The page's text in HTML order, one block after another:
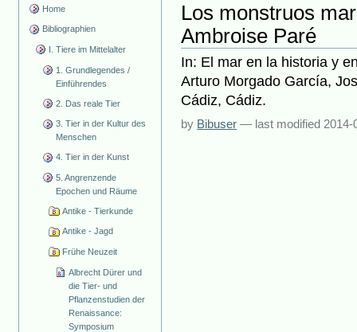
Home
Bibliographien
I. Tiere im Mittelalter
1. Grundlegendes /
Einführendes
2. Das reale Tier
3. Tier in der Kultur des
Menschen
4. Tier in der Kunst
5. Angrenzende
Epochen und Räume
Antike - Tierkunde
Antike - Jagd
Frühe Neuzeit
Albrecht Dürer und
die Tier- und
Pflanzenstudien der
Renaissance:
Symposium
Los monstruos
Ambroise Paré
In: El mar en la historia y
Arturo Morgado García,
Cádiz, Cádiz.
by Bibuser — last modified 2014-